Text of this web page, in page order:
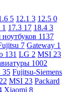
5 12.1 3 12.5 0
1 17.3 17 18.4 3
ноутбуков 1137
7 Gateway 1
131 LG 2 MSI 23
1002
35 Fujitsu-Siemens
MSI 23 Packard
Xiaomi 8